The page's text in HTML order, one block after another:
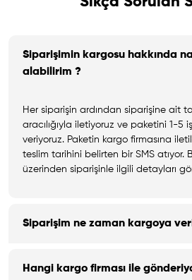
Siparişimin kargosu hakkında
alabilirim ?
Her siparişin ardından siparişine ait
aracılığıyla iletiyoruz ve paketini 1-5
veriyoruz. Paketin kargo firmasına
teslim tarihini belirten bir SMS atıyor.
üzerinden siparişinle ilgili detayları
Siparişim ne zaman kargoya
Hangi kargo firması ile